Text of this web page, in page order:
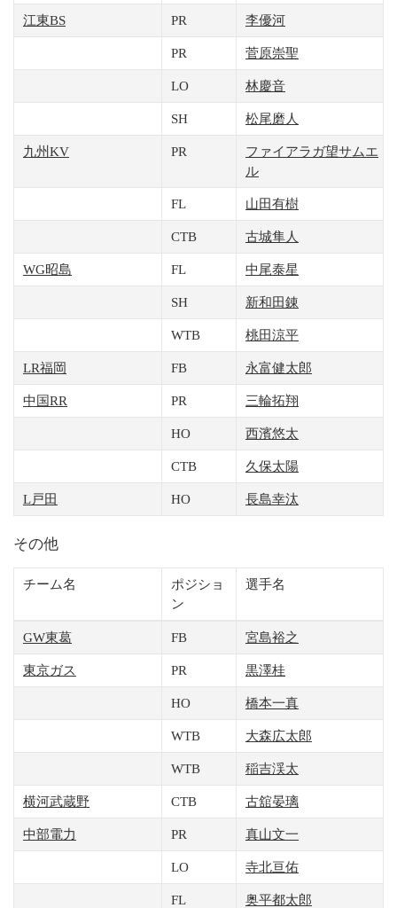
江東BS PR 李優河
PR 菅原崇聖
LO 林慶音
SH 松尾磨人
九州KV PR
ファイアラガ望サムエ
ル
FL 山田有樹
CTB 古城隼人
WG昭島 FL 中尾泰星
SH 新和田錬
WTB 桃田涼平
LR福岡 FB 永富健太郎
中国RR PR 三輪拓翔
HO 西濱悠太
CTB 久保太陽
L戸田 HO 長島幸汰
その他
チーム名
ポジショ
ン
選手名
GW東葛 FB 宮島裕之
東京ガス PR 黒澤桂
HO 橋本一真
WTB 大森広太郎
WTB 稲吉渓太
横河武蔵野 CTB 古舘晏璃
中部電力 PR 真山文一
LO 寺北亘佑
FL 奥平都太郎